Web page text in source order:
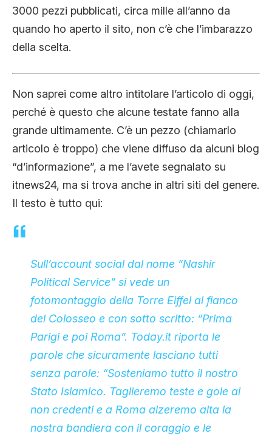
3000 pezzi pubblicati, circa mille all’anno da
quando ho aperto il sito, non c’è che l’imbarazzo
della scelta.
Non saprei come altro intitolare l’articolo di oggi,
perché è questo che alcune testate fanno alla
grande ultimamente. C’è un pezzo (chiamarlo
articolo è troppo) che viene diffuso da alcuni blog
“d’informazione”, a me l’avete segnalato su
itnews24, ma si trova anche in altri siti del genere.
Il testo è tutto qui:
Sull’account social dal nome ”Nashir
Political Service” si vede un
fotomontaggio della Torre Eiffel al fianco
del Colosseo e con sotto scritto: “Prima
Parigi e poi Roma”. Today.it riporta le
parole che sicuramente lasciano tutti
senza parole: “Sosteniamo tutto il nostro
Stato Islamico. Taglieremo teste e gole ai
non credenti e a Roma alzeremo alta la
nostra bandiera con il coraggio e le